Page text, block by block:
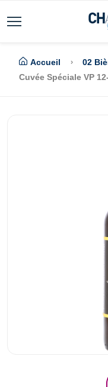
Accueil 02
Cuvée Spéciale VP